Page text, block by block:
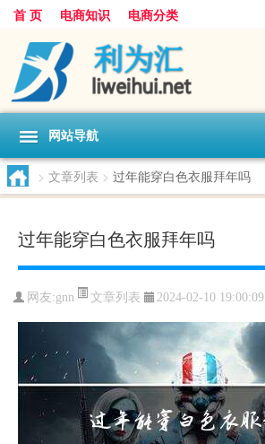
首 页 电商知识 电商分类
网站导航
> 文章列表 > 过年能穿白色衣服拜年吗
过年能穿白色衣服拜年吗
网友:gnn 文章列表 2024-02-10 19:00:09